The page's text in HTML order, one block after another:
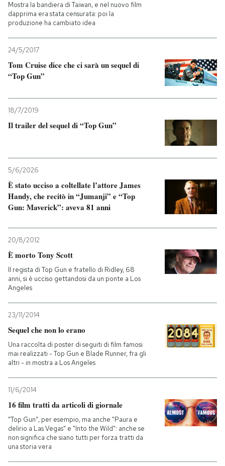
Mostra la bandiera di Taiwan, e nel nuovo film
dapprima era stata censurata: poi la
produzione ha cambiato idea
24/5/2017
Tom Cruise dice che ci sarà un sequel di
“Top Gun”
18/7/2019
Il trailer del sequel di “Top Gun”
5/6/2026
È stato ucciso a coltellate l’attore James
Handy, che recitò in “Jumanji” e “Top
Gun: Maverick”: aveva 81 anni
20/8/2012
È morto Tony Scott
Il regista di Top Gun e fratello di Ridley, 68
anni, si è ucciso gettandosi da un ponte a Los
Angeles
23/11/2014
Sequel che non lo erano
Una raccolta di poster di seguiti di film famosi
mai realizzati - Top Gun e Blade Runner, fra gli
altri - in mostra a Los Angeles
11/6/2014
16 film tratti da articoli di giornale
"Top Gun", per esempio, ma anche "Paura e
delirio a Las Vegas" e "Into the Wild": anche se
non significa che siano tutti per forza tratti da
una storia vera